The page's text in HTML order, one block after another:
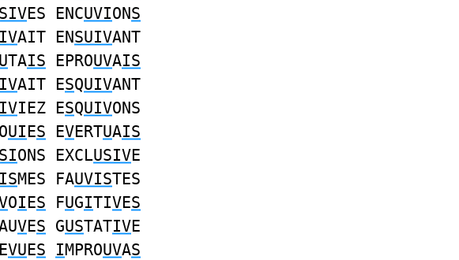
SIVES ENCUVIONS
AIT ENSUIVANT
UTAIS EPROUVAIS
AIT ESQUIVANT
IEZ ESQUIVONS
UIES EVERTUAIS
SIONS EXCLUSIVE
MES FAUVISTES
OIES FUGITIVES
VES GUSTATIVE
VUES IMPROUVAS